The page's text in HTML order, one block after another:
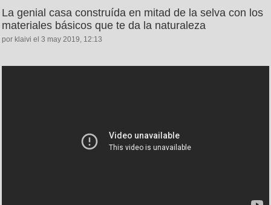
La genial casa construída en mitad de la selva con los
materiales básicos que te da la naturaleza
por klaivi el 3 may 2019, 12:13